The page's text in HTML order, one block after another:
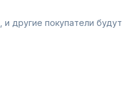
другие покупатели будут